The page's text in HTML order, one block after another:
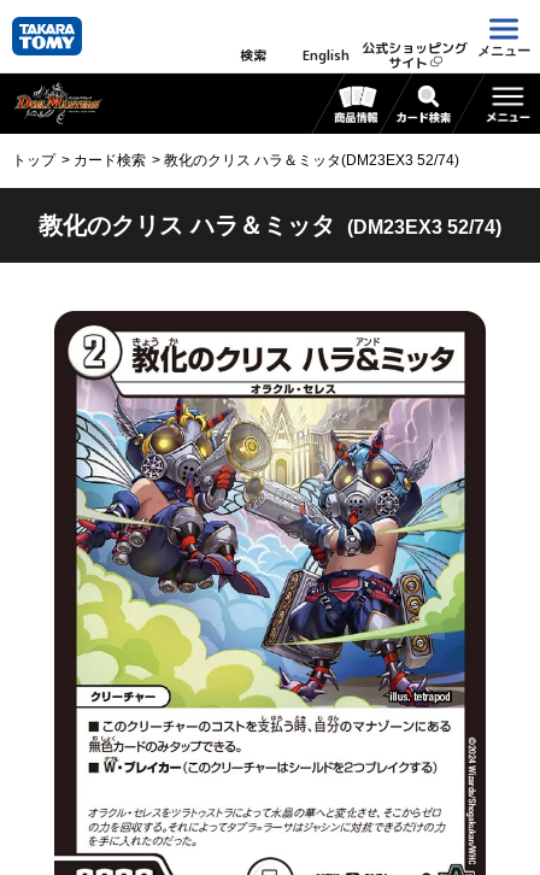
検索 English 公式ショッピング
サイト
メニュー
トップ カード検索 教化のクリス ハラ＆ミッタ(DM23EX3 52/74)
教化のクリス ハラ＆ミッタ (DM23EX3 52/74)